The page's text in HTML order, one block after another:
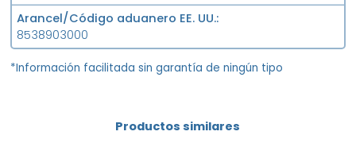
Arancel/Código aduanero EE. UU.
8538903000
*Información facilitada sin garantía de ningún tipo
Productos similares